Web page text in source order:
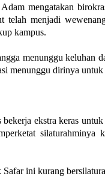
mengatakan
telah menjadi
kampus.
menunggu keluhan
menunggu dirinya
ekstra keras
silaturahminya
ini kurang